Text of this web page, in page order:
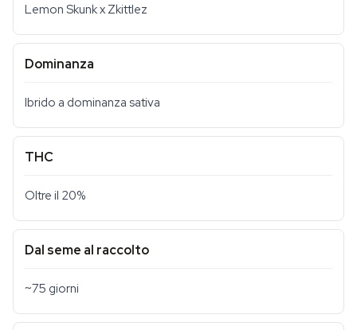
Lemon Skunk x Zkittlez
Dominanza
Ibrido a dominanza sativa
THC
Oltre il 20%
Dal seme al raccolto
~75 giorni